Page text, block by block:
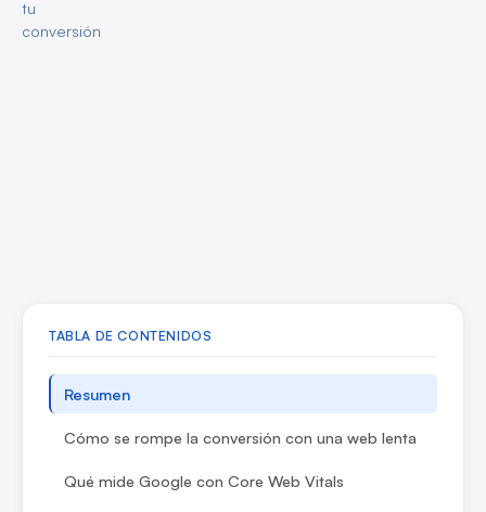
tu
conversión
TABLA DE CONTENIDOS
Resumen
Cómo se rompe la conversión con una web lenta
Qué mide Google con Core Web Vitals